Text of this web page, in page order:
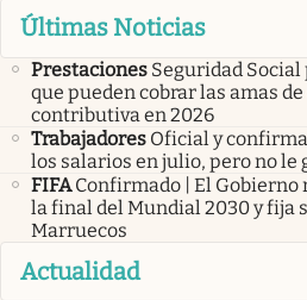
Últimas Noticias
Prestaciones Seguridad
que pueden cobrar las amas
contributiva en 2026
Trabajadores Oficial y
los salarios en julio, pero no le
FIFA Confirmado | El
la final del Mundial 2030 y fija
Marruecos
Actualidad